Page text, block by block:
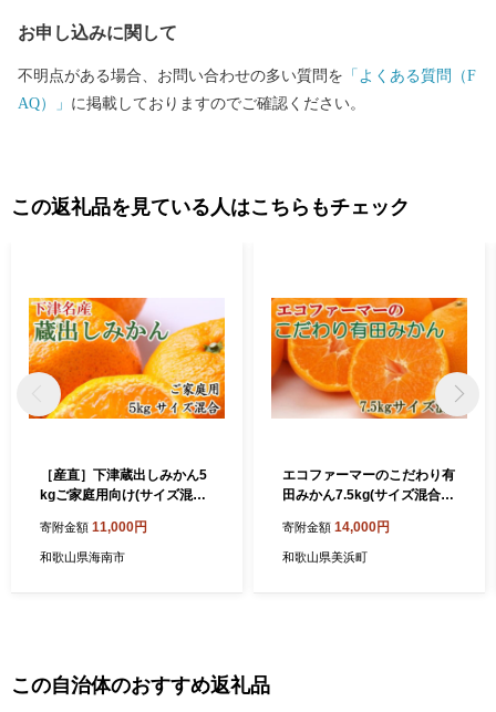
お申し込みに関して
不明点がある場合、お問い合わせの多い質問を 「よくある質問（F
AQ）」 に掲載しておりますのでご確認ください。
この返礼品を見ている人はこちらもチェック
［産直］下津蔵出しみかん5
kgご家庭用向け(サイズ混合)
出荷
寄附金額 11,000円
和歌山県海南市
エコファーマーのこだわり有
田みかん7.5kg(サイズ混合)
年1月中旬頃に順次発送予定
寄附金額 14,000円
和歌山県美浜町
この自治体のおすすめ返礼品